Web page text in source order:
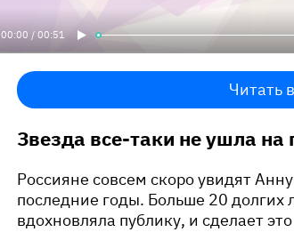
00:00 / 00:51
Читать
Звезда все-таки не ушла на
Россияне совсем скоро увидят
последние годы. Больше 20 долгих
вдохновляла публику, и сделает